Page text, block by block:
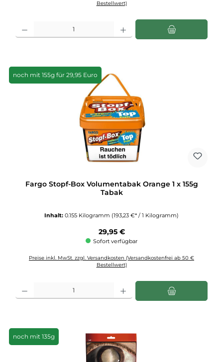
Bestellwert)
Produkt Anzahl: Gib den gewünschten Wert ein oder benutze die Schaltflächen
noch mit 155g für 29,95 Euro
Fargo Stopf-Box Volumentabak Orange 1 x 155g
Tabak
Inhalt: 0.155 Kilogramm (193,23 €* / 1 Kilogramm)
Regulärer Preis:
29,95 €
Sofort verfügbar
Preise inkl. MwSt. zzgl. Versandkosten (Versandkostenfrei ab 50 €
Bestellwert)
Produkt Anzahl: Gib den gewünschten Wert ein oder benutze die Schaltflächen
noch mit 135g